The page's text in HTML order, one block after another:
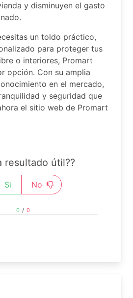
y disminuyen el gasto
un toldo práctico,
para proteger tus
o interiores, Promart
opción. Con su amplia
en el mercado,
y seguridad que
el sitio web de Promart
resultado útil??
Si No
0 / 0